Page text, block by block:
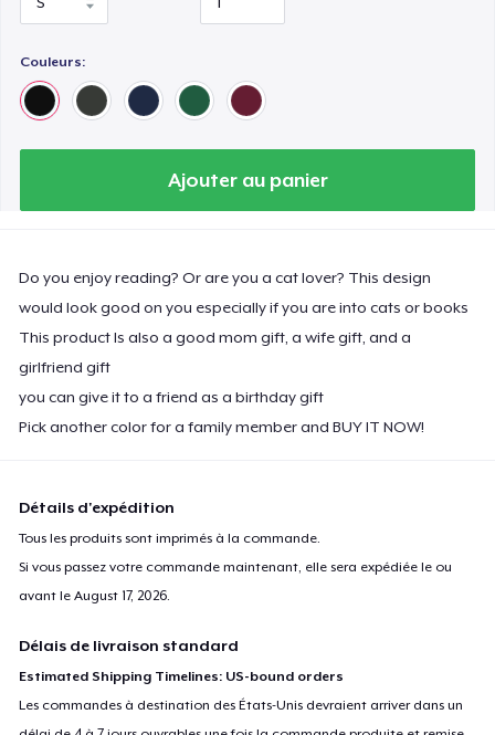
Couleurs:
Ajouter au panier
Do you enjoy reading? Or are you a cat lover? This design
would look good on you especially if you are into cats or books
This product Is also a good mom gift, a wife gift, and a
girlfriend gift
you can give it to a friend as a birthday gift
Pick another color for a family member and BUY IT NOW!
Détails d'expédition
Tous les produits sont imprimés à la commande.
Si vous passez votre commande maintenant, elle sera expédiée le ou
avant leAugust 17, 2026.
Délais de livraison standard
Estimated Shipping Timelines: US-bound orders
Les commandes à destination des États-Unis devraient arriver dans un